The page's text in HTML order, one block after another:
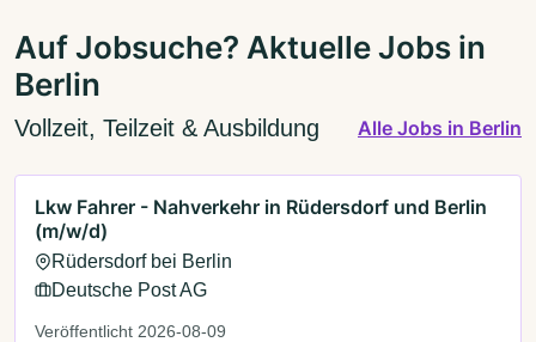
Auf Jobsuche? Aktuelle Jobs in
Berlin
Vollzeit, Teilzeit & Ausbildung Alle Jobs in Berlin
Lkw Fahrer - Nahverkehr in Rüdersdorf und Berlin
(m/w/d)
Rüdersdorf bei Berlin
Deutsche Post AG
Veröffentlicht 2026-08-09